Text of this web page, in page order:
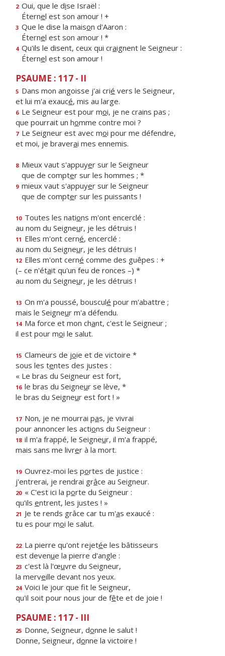
2 Oui, que le dise Israël :
Éternel est son amour ! +
3 Que le dise la maison d'Aaron :
Éternel est son amour ! *
4 Qu'ils le disent, ceux qui craignent le Seigneur :
Éternel est son amour !
PSAUME : 117 - II
5 Dans mon angoisse j'ai crié vers le Seigneur,
et lui m'a exaucé, mis au large.
6 Le Seigneur est pour moi, je ne crains pas ;
que pourrait un homme contre moi ?
7 Le Seigneur est avec moi pour me défendre,
et moi, je braverai mes ennemis.
8 Mieux vaut s'appuyer sur le Seigneur
que de compter sur les hommes ; *
9 mieux vaut s'appuyer sur le Seigneur
que de compter sur les puissants !
10 Toutes les nations m'ont encerclé :
au nom du Seigneur, je les détruis !
11 Elles m'ont cerné, encerclé :
au nom du Seigneur, je les détruis !
12 Elles m'ont cerné comme des guêpes : +
(– ce n'était qu'un feu de ronces –) *
au nom du Seigneur, je les détruis !
13 On m'a poussé, bousculé pour m'abattre ;
mais le Seigneur m'a défendu.
14 Ma force et mon chant, c'est le Seigneur ;
il est pour moi le salut.
15 Clameurs de joie et de victoire *
sous les tentes des justes :
« Le bras du Seigneur est fort,
16 le bras du Seigneur se lève, *
le bras du Seigneur est fort ! »
17 Non, je ne mourrai pas, je vivrai
pour annoncer les actions du Seigneur :
18 il m'a frappé, le Seigneur, il m'a frappé,
mais sans me livrer à la mort.
19 Ouvrez-moi les portes de justice :
j'entrerai, je rendrai grâce au Seigneur.
20 « C'est ici la porte du Seigneur :
qu'ils entrent, les justes ! »
21 Je te rends grâce car tu m'as exaucé :
tu es pour moi le salut.
22 La pierre qu'ont rejetée les bâtisseurs
est devenue la pierre d'angle :
23 c'est là l'œuvre du Seigneur,
la merveille devant nos yeux.
24 Voici le jour que ft le Seigneur,
qu'il soit pour nous jour de fête et de joie !
PSAUME : 117 - III
25 Donne, Seigneur, donne le salut !
Donne, Seigneur, donne la victoire !